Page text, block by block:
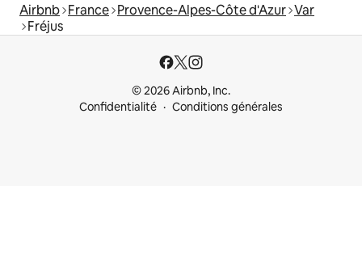
Airbnb France Provence-Alpes-Côte d'Azur Var
Fréjus
© 2026 Airbnb, Inc.
Confidentialité
Conditions générales